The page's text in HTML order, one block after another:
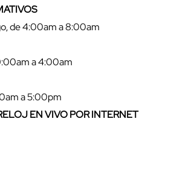
de 4:00am a 8:00am
a 4:00am
a 5:00pm
EN VIVO POR INTERNET